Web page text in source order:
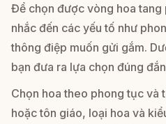
Để chọn được vòng hoa tang
nhắc đến các yếu tố như
thông điệp muốn gửi gắm.
bạn đưa ra lựa chọn đúng
Chọn hoa theo phong tục và
hoặc tôn giáo, loại hoa và